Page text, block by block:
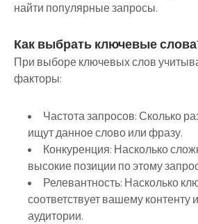
найти популярные запросы.
Как выбрать ключевые
При выборе ключевых слов
факторы:
Частота запросов:Сколько
ищут данное слово или фразу.
Конкуренция: Насколько
высокие позиции по этому
Релевантность: Насколько
соответствует вашему контенту
аудитории.